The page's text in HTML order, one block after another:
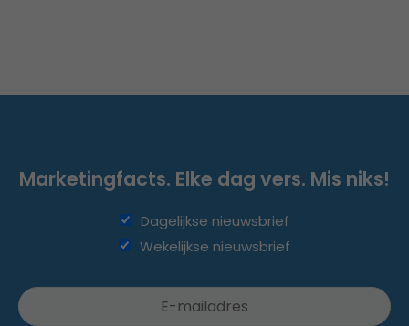
Marketingfacts. Elke dag vers. Mis niks!
Dagelijkse nieuwsbrief
Wekelijkse nieuwsbrief